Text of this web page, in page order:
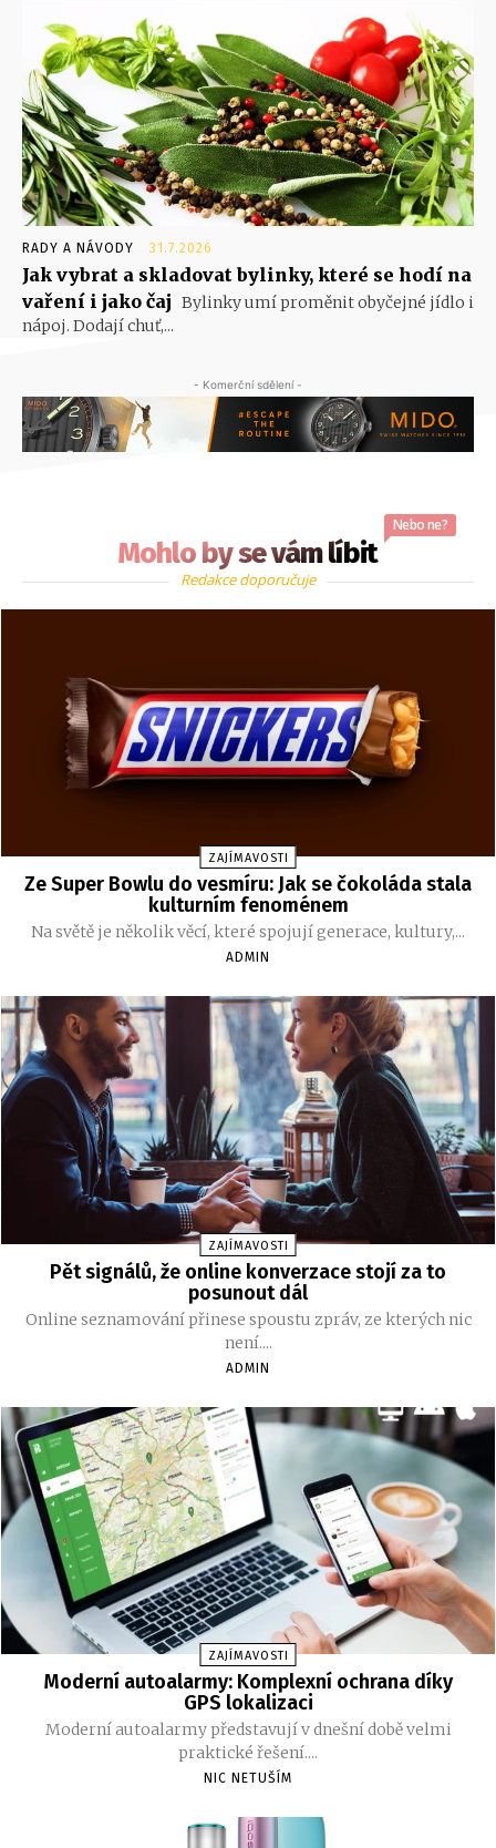
RADY A NÁVODY 31.7.2026
Jak vybrat a skladovat bylinky, které se hodí na
vaření i jako čaj Bylinky umí proměnit obyčejné jídlo i
nápoj. Dodají chuť,...
- Komerční sdělení -
Mohlo by se vám líbit
Nebo ne?
Redakce doporučuje
ZAJÍMAVOSTI
Ze Super Bowlu do vesmíru: Jak se čokoláda stala
kulturním fenoménem
Na světě je několik věcí, které spojují generace, kultury,...
ADMIN
ZAJÍMAVOSTI
Pět signálů, že online konverzace stojí za to
posunout dál
Online seznamování přinese spoustu zpráv, ze kterých nic
není....
ADMIN
ZAJÍMAVOSTI
Moderní autoalarmy: Komplexní ochrana díky
GPS lokalizaci
Moderní autoalarmy představují v dnešní době velmi
praktické řešení....
NIC NETUŠÍM